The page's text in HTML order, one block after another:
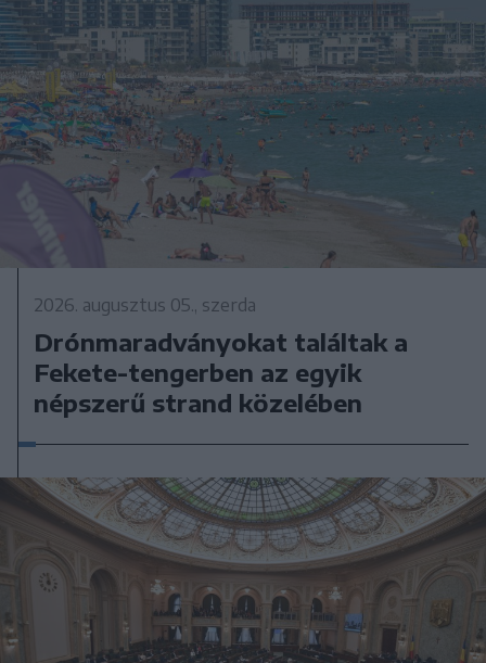
2026. augusztus 05., szerda
Drónmaradványokat találtak a
Fekete-tengerben az egyik
népszerű strand közelében